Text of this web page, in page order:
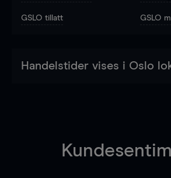
GSLO tillatt GSLO
Handelstider vises i Oslo